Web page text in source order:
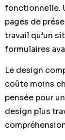
fonctionnelle.
pages de
travail qu’un
formulaires
Le design
coûte moins
pensée pour
design plus